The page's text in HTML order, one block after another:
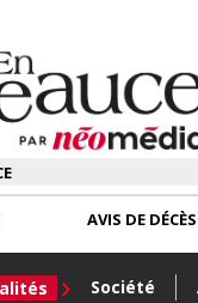
Société
AVIS DE DÉCÈS